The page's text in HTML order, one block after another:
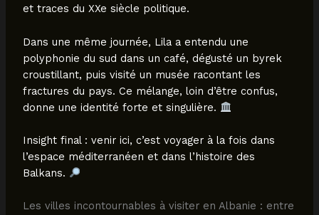
et traces du XXe siècle politique.
Dans une même journée, Lila a entendu une
polyphonie du sud dans un café, dégusté un byrek
croustillant, puis visité un musée racontant les
fractures du pays. Ce mélange, loin d’être confus,
donne une identité forte et singulière.
Insight final : venir ici, c’est voyager à la fois dans
l’espace méditerranéen et dans l’histoire des
Balkans.
Les villes incontournables à visiter en Albanie : entre